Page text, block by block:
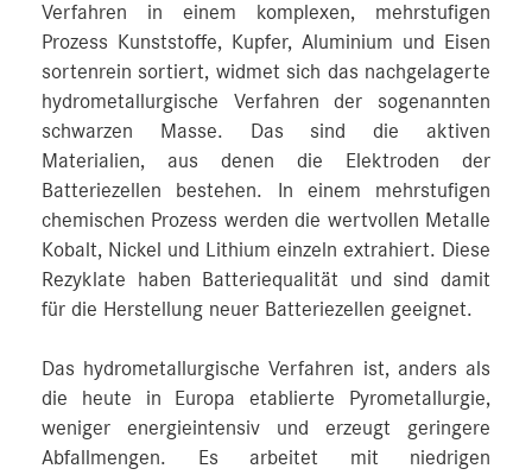
Verfahren in einem komplexen, mehrstufigen
Prozess Kunststoffe, Kupfer, Aluminium und Eisen
sortenrein sortiert, widmet sich das nachgelagerte
hydrometallurgische Verfahren der sogenannten
schwarzen Masse. Das sind die aktiven
Materialien, aus denen die Elektroden der
Batteriezellen bestehen. In einem mehrstufigen
chemischen Prozess werden die wertvollen Metalle
Kobalt, Nickel und Lithium einzeln extrahiert. Diese
Rezyklate haben Batteriequalität und sind damit
für die Herstellung neuer Batteriezellen geeignet.
Das hydrometallurgische Verfahren ist, anders als
die heute in Europa etablierte Pyrometallurgie,
weniger energieintensiv und erzeugt geringere
Abfallmengen. Es arbeitet mit niedrigen